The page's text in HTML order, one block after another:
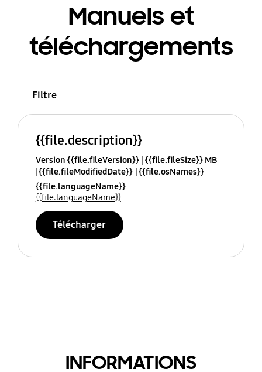
Manuels et
téléchargements
Filtre
{{file.description}}
Version {{file.fileVersion}} {{file.fileSize}} MB
{{file.fileModifiedDate}} {{file.osNames}}
{{file.languageName}}
{{file.languageName}}
Télécharger
INFORMATIONS